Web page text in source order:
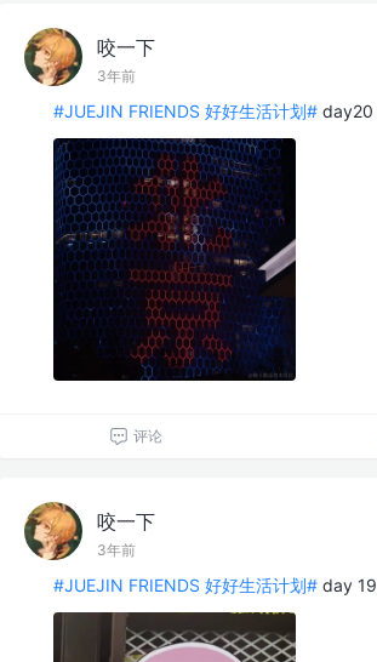
咬一下
3年前
#JUEJIN FRIENDS 好好生活计划# day20
评论
咬一下
3年前
#JUEJIN FRIENDS 好好生活计划# day 19